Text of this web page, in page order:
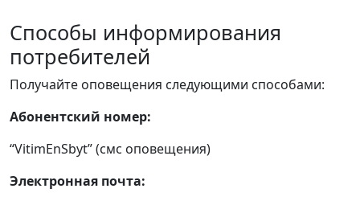
Способы информирования
потребителей
Получайте оповещения следующими способами:
Абонентский номер:
“VitimEnSbyt” (смс оповещения)
Электронная почта: